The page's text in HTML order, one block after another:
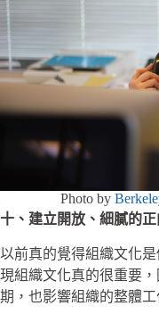
Photo by
十、建立開放、細膩的
以前真的覺得組織文化
現組織文化真的很重要
期，也影響組織的整體